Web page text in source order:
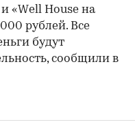
«Well House на
рублей. Все
будут
сообщили в